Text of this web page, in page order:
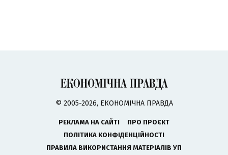
© 2005-2026, ЕКОНОМІЧНА ПРАВДА
РЕКЛАМА НА САЙТІ
ПРО ПРОЄКТ
ПОЛІТИКА КОНФІДЕНЦІЙНОСТІ
ПРАВИЛА ВИКОРИСТАННЯ МАТЕРІАЛІВ УП